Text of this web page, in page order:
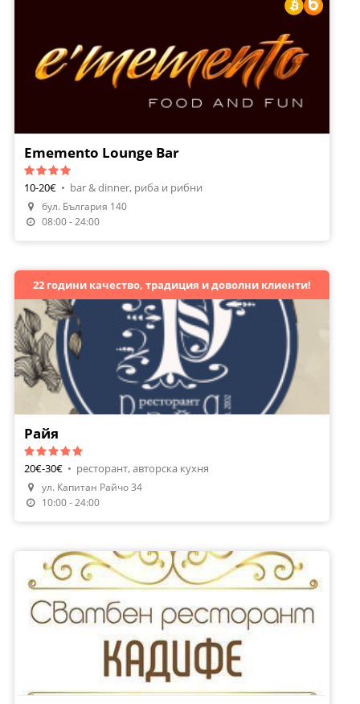
Направи Резервация
Ememento Lounge Bar
10-20€ • bar & dinner, риба и рибни
бул. България 140
08:00 - 24:00
Направи Резервация
Поръчай Храна
22 години качество, традиция и доволни клиенти!
Райя
20€-30€ • ресторант, авторска кухня
ул. Капитан Райчо 34
10:00 - 24:00